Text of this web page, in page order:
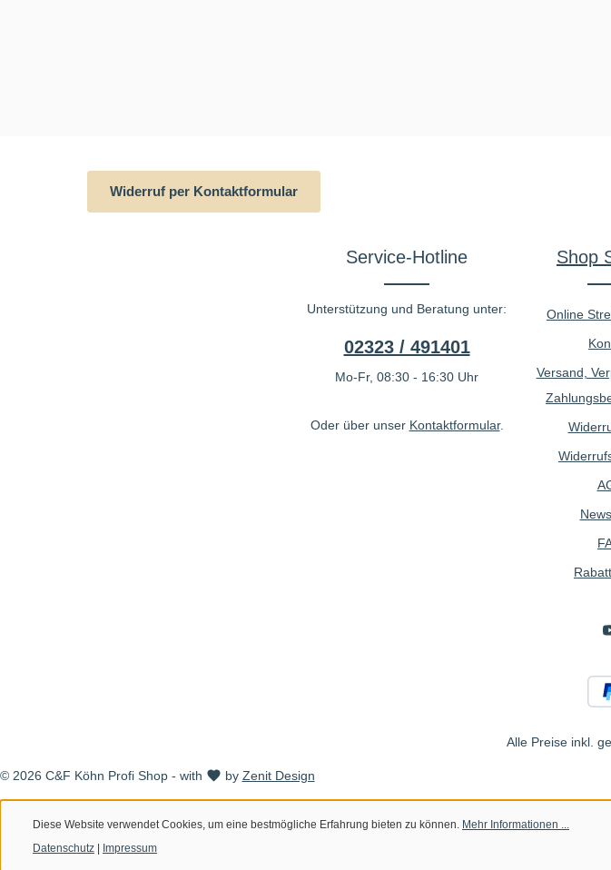
Widerruf per Kontaktformular
Service-Hotline
Unterstützung und Beratung unter:
02323 / 491401
Mo-Fr, 08:30 - 16:30 Uhr
Oder über unser Kontaktformular.
Shop
Online
Versand,
Alle Preise inkl.
© 2026 C&F Köhn Profi Shop - with by Zenit Design
Diese Website verwendet Cookies, um eine bestmögliche Erfahrung bieten zu können. Mehr Informationen ...
Datenschutz
Impressum